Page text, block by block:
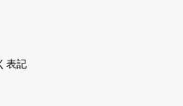
表記